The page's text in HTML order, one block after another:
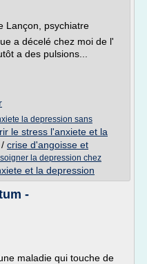
Lançon, psychiatre
a décelé chez moi de l'
a des pulsions...
la depression sans
le stress l'anxiete et la
/ crise d'angoisse et
la depression chez
et la depression
-
maladie qui touche de